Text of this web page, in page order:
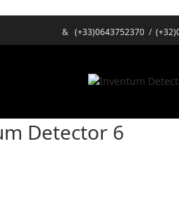
& (+33)0643752370/
Detector 6